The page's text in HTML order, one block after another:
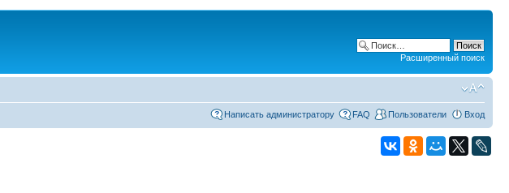
Расширенный поиск
Написать администратору FAQ Пользователи Вход